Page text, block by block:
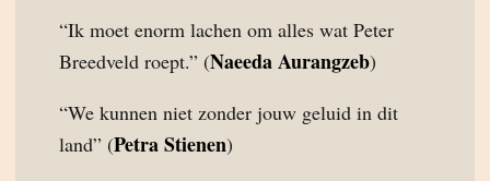
“Ik moet enorm lachen om alles wat Peter
Breedveld roept.” (Naeeda Aurangzeb)
“We kunnen niet zonder jouw geluid in dit
land” (Petra Stienen)